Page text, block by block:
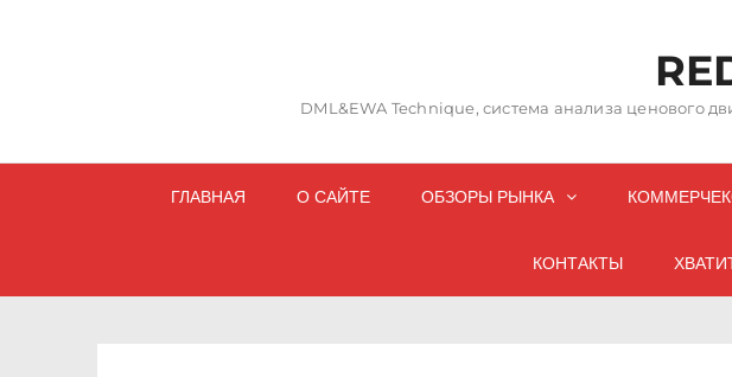
DML&EWA Technique, система анализа ценового
ГЛАВНАЯ О САЙТЕ ОБЗОРЫ РЫНКА
КОНТАКТЫ